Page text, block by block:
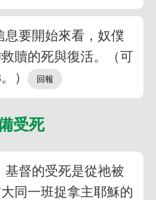
息要開始來看，奴僕
贖的死與復活。（可
）
受死
基督的受死是從祂被
同一班捉拿主耶穌的